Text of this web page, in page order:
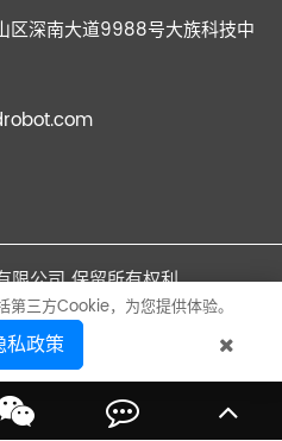
区深南大道9988号大族科技中
限公司保留所有权利。
隐私政策
三方Cookie，为您提供体验。
私政策